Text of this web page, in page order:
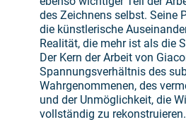
des Zeichnens selbst. Seine
die künstlerische
Realität, die mehr ist als die
Der Kern der Arbeit von
Spannungsverhältnis des
Wahrgenommenen, des
und der Unmöglichkeit, die
vollständig zu rekonstruieren.